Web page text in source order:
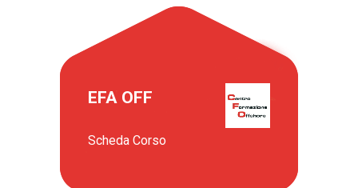
EFA OFF
Scheda Corso